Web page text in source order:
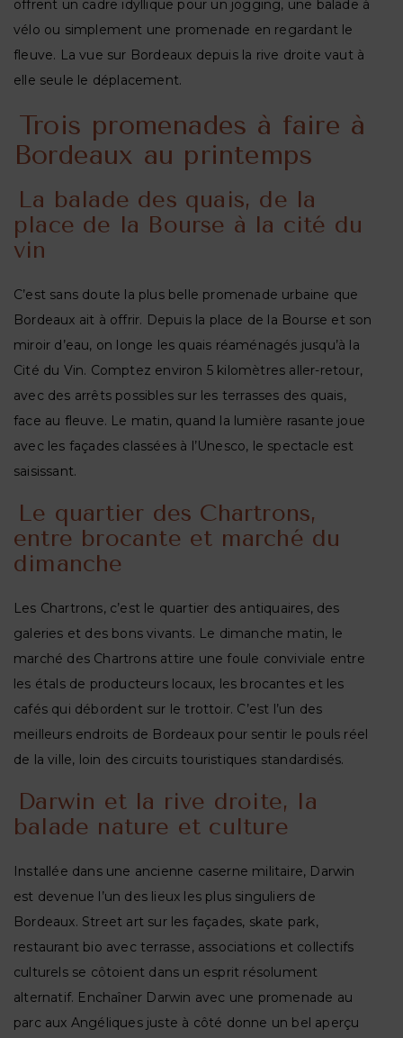
offrent un cadre idyllique pour un jogging, une balade à
vélo ou simplement une promenade en regardant le
fleuve. La vue sur Bordeaux depuis la rive droite vaut à
elle seule le déplacement.
Trois promenades à faire à
Bordeaux au printemps
La balade des quais, de la
place de la Bourse à la cité du
vin
C’est sans doute la plus belle promenade urbaine que
Bordeaux ait à offrir. Depuis la place de la Bourse et son
miroir d’eau, on longe les quais réaménagés jusqu’à la
Cité du Vin. Comptez environ 5 kilomètres aller-retour,
avec des arrêts possibles sur les terrasses des quais,
face au fleuve. Le matin, quand la lumière rasante joue
avec les façades classées à l’Unesco, le spectacle est
saisissant.
Le quartier des Chartrons,
entre brocante et marché du
dimanche
Les Chartrons, c’est le quartier des antiquaires, des
galeries et des bons vivants. Le dimanche matin, le
marché des Chartrons attire une foule conviviale entre
les étals de producteurs locaux, les brocantes et les
cafés qui débordent sur le trottoir. C’est l’un des
meilleurs endroits de Bordeaux pour sentir le pouls réel
de la ville, loin des circuits touristiques standardisés.
Darwin et la rive droite, la
balade nature et culture
Installée dans une ancienne caserne militaire, Darwin
est devenue l’un des lieux les plus singuliers de
Bordeaux. Street art sur les façades, skate park,
restaurant bio avec terrasse, associations et collectifs
culturels se côtoient dans un esprit résolument
alternatif. Enchaîner Darwin avec une promenade au
parc aux Angéliques juste à côté donne un bel aperçu